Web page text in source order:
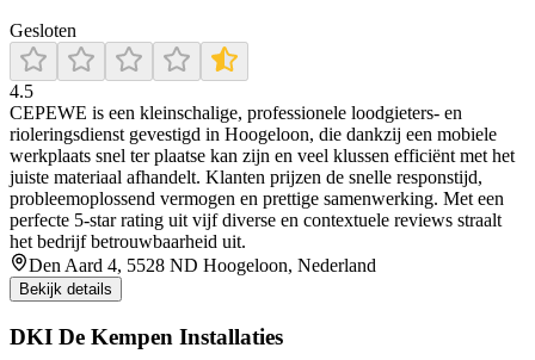
Gesloten
4.5
CEPEWE is een kleinschalige, professionele loodgieters- en
rioleringsdienst gevestigd in Hoogeloon, die dankzij een mobiele
werkplaats snel ter plaatse kan zijn en veel klussen efficiënt met het
juiste materiaal afhandelt. Klanten prijzen de snelle responstijd,
probleemoplossend vermogen en prettige samenwerking. Met een
perfecte 5‑star rating uit vijf diverse en contextuele reviews straalt
het bedrijf betrouwbaarheid uit.
Den Aard 4, 5528 ND Hoogeloon, Nederland
Bekijk details
DKI De Kempen Installaties